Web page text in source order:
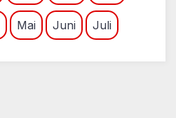
Mai Juni Juli